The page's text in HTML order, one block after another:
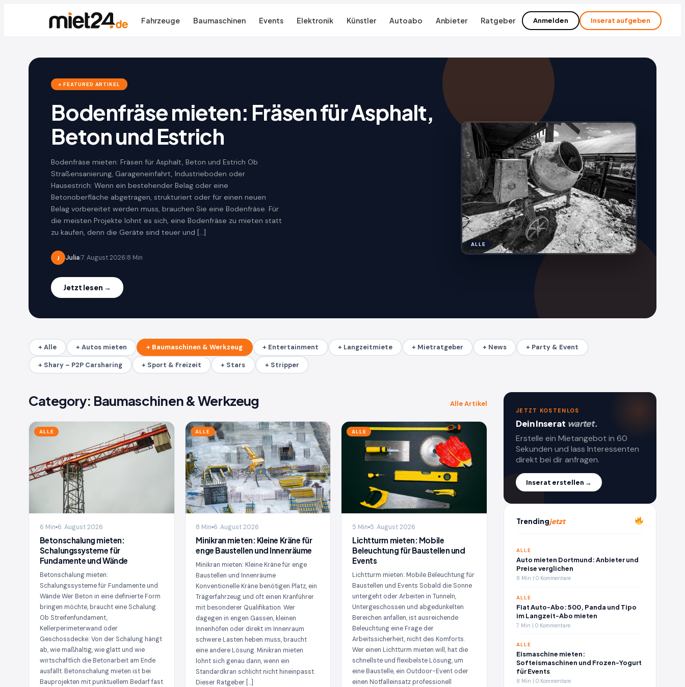
Fahrzeuge Baumaschinen Events Elektronik Künstler Autoabo Anbieter Ratgeber Anmelden Inserat aufgeben
+ FEATURED ARTIKEL
Bodenfräse mieten: Fräsen für Asphalt,
Beton und Estrich
Bodenfräse mieten: Fräsen für Asphalt, Beton und Estrich Ob
Straßensanierung, Garageneinfahrt, Industrieboden oder
Hausestrich: Wenn ein bestehender Belag oder eine
Betonoberfläche abgetragen, strukturiert oder für einen neuen
Belag vorbereitet werden muss, brauchen Sie eine Bodenfräse. Für
die meisten Projekte lohnt es sich, eine Bodenfräse zu mieten statt
zu kaufen, denn die Geräte sind teuer und […]
J Julia7. August 2026 8 Min
Jetzt lesen →
ALLE
+ Alle + Autos mieten + Baumaschinen & Werkzeug + Entertainment + Langzeitmiete + Mietratgeber + News + Party & Event
+ Shary – P2P Carsharing + Sport & Freizeit + Stars + Stripper
Category: Baumaschinen & Werkzeug Alle Artikel
ALLE
6 Min 6. August 2026
Betonschalung mieten:
Schalungssysteme für
Fundamente und Wände
Betonschalung mieten:
Schalungssysteme für Fundamente und
Wände Wer Beton in eine definierte Form
bringen möchte, braucht eine Schalung.
Ob Streifenfundament,
Kellerperimeterwand oder
Geschossdecke: Von der Schalung hängt
ab, wie maßhaltig, wie glatt und wie
wirtschaftlich die Betonarbeit am Ende
ausfällt. Betonschalung mieten ist bei
Bauprojekten mit punktuellem Bedarf fast
ALLE
8 Min 6. August 2026
Minikran mieten: Kleine Kräne für
enge Baustellen und Innenräume
Minikran mieten: Kleine Kräne für enge
Baustellen und Innenräume
Konventionelle Kräne benötigen Platz, ein
Trägerfahrzeug und oft einen Kranführer
mit besonderer Qualifikation. Wer
dagegen in engen Gassen, kleinen
Innenhöfen oder direkt im Innenraum
schwere Lasten heben muss, braucht
eine andere Lösung. Minikran mieten
lohnt sich genau dann, wenn ein
Standardkran schlicht nicht hineinpasst.
Dieser Ratgeber […]
ALLE
5 Min 5. August 2026
Lichtturm mieten: Mobile
Beleuchtung für Baustellen und
Events
Lichtturm mieten: Mobile Beleuchtung für
Baustellen und Events Sobald die Sonne
untergeht oder Arbeiten in Tunneln,
Untergeschossen und abgedunkelten
Bereichen anfallen, ist ausreichende
Beleuchtung eine Frage der
Arbeitssicherheit, nicht des Komforts.
Wer einen Lichtturm mieten will, hat die
schnellste und flexibelste Lösung, um
eine Baustelle, ein Outdoor-Event oder
einen Notfalleinsatz professionell
JETZT KOSTENLOS
Dein Inserat wartet.
Erstelle ein Mietangebot in 60
Sekunden und lass Interessenten
direkt bei dir anfragen.
Inserat erstellen →
Trendingjetzt
ALLE
Auto mieten Dortmund: Anbieter und
Preise verglichen
8 Min | 0 Kommentare
ALLE
Fiat Auto-Abo: 500, Panda und Tipo
im Langzeit-Abo mieten
7 Min | 0 Kommentare
ALLE
Eismaschine mieten:
Softeismaschinen und Frozen-Yogurt
für Events
8 Min | 0 Kommentare